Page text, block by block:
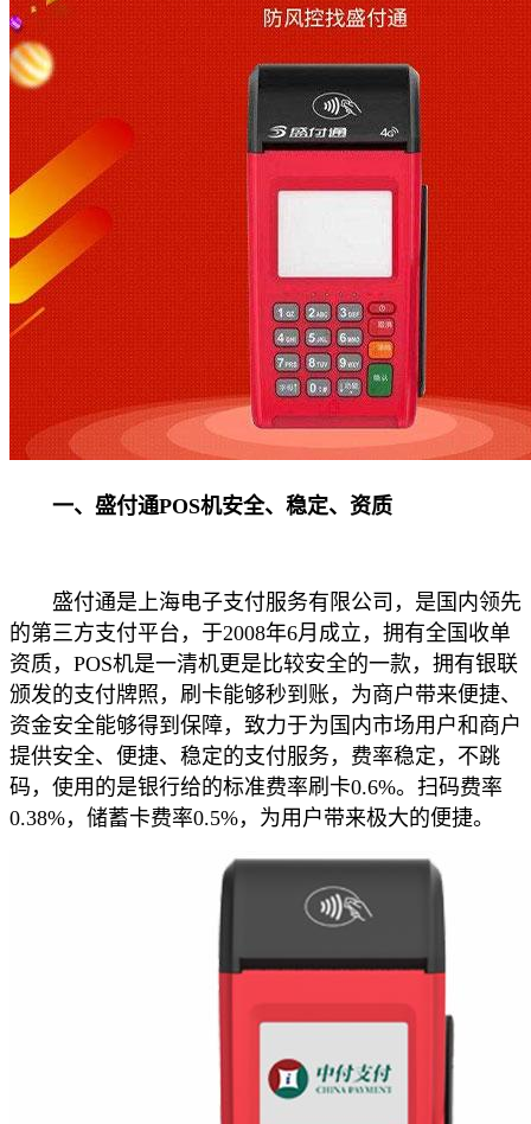
一、盛付通POS机安全、稳定、资质
盛付通是上海电子支付服务有限公司，是国内领先
的第三方支付平台，于2008年6月成立，拥有全国收单
资质，POS机是一清机更是比较安全的一款，拥有银联
颁发的支付牌照，刷卡能够秒到账，为商户带来便捷、
资金安全能够得到保障，致力于为国内市场用户和商户
提供安全、便捷、稳定的支付服务，费率稳定，不跳
码，使用的是银行给的标准费率刷卡0.6%。扫码费率
0.38%，储蓄卡费率0.5%，为用户带来极大的便捷。